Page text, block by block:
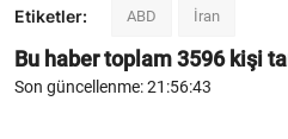
Etiketler: ABD İran
Bu haber toplam3596kişi
Son güncellenme: 21:56:43